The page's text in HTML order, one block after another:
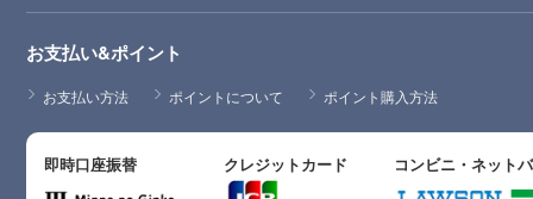
お支払い&ポイント
お支払い方法 ポイントについて ポイント購入方法
即時口座振替 クレジットカード コンビニ・ネット